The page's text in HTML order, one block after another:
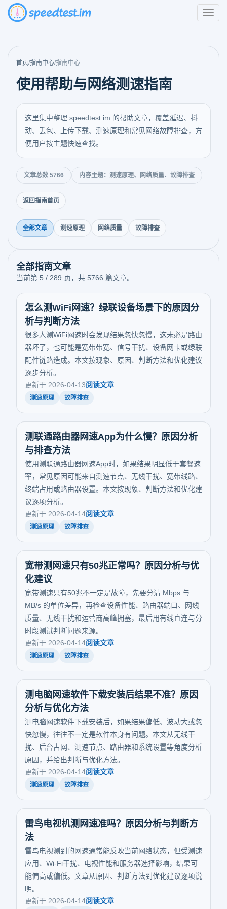
首页/指南中心/指南中心
使用帮助与网络测速指南
这里集中整理 speedtest.im 的帮助文章，覆盖延迟、抖
动、丢包、上传下载、测速原理和常见网络故障排查，方
便用户按主题快速查找。
文章总数 5766 内容主题：测速原理、网络质量、故障排查
返回指南首页
全部文章 测速原理 网络质量 故障排查
全部指南文章
当前第 5 / 289 页，共 5766 篇文章。
怎么测WiFi网速？绿联设备场景下的原因分
析与判断方法
很多人测WiFi网速时会发现结果忽快忽慢，这未必是路由
器坏了，也可能是宽带带宽、信号干扰、设备网卡或绿联
配件链路造成。本文按现象、原因、判断方法和优化建议
逐步分析。
更新于 2026-04-13阅读文章
测速原理 故障排查
测联通路由器网速App为什么慢？原因分析
与排查方法
使用测联通路由器网速App时，如果结果明显低于套餐速
率，常见原因可能来自测速节点、无线干扰、宽带线路、
终端占用或路由器设置。本文按现象、判断方法和优化建
议逐项分析。
更新于 2026-04-14阅读文章
测速原理 故障排查
宽带测网速只有50兆正常吗？原因分析与优
化建议
宽带测速只有50兆不一定是故障，先要分清 Mbps 与
MB/s 的单位差异，再检查设备性能、路由器端口、网线
质量、无线干扰和运营商高峰拥塞，最后用有线直连与分
时段测试判断问题来源。
更新于 2026-04-14阅读文章
测速原理 故障排查
测电脑网速软件下载安装后结果不准？原因
分析与优化方法
测电脑网速软件下载安装后，如果结果偏低、波动大或忽
快忽慢，往往不一定是软件本身有问题。本文从无线干
扰、后台占网、测速节点、路由器和系统设置等角度分析
原因，并给出判断与优化方法。
更新于 2026-04-14阅读文章
测速原理 故障排查
雷鸟电视机测网速准吗？原因分析与判断方
法
雷鸟电视测到的网速通常能反映当前网络状态，但受测速
应用、Wi-Fi干扰、电视性能和服务器选择影响，结果可
能偏高或偏低。文章从原因、判断方法到优化建议逐项说
明。
更新于 2026-04-14阅读文章